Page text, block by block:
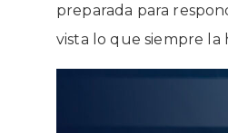
preparada para
vista lo que siempre la